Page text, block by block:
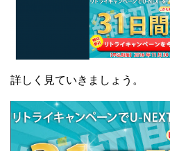
詳しく見ていきましょう。